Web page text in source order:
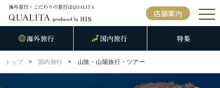
海外旅行・こだわりの旅行はQUALITA
店舗案内
海外旅行 国内旅行 特集
トップ 国内旅行 山陰・山陽旅行・ツアー